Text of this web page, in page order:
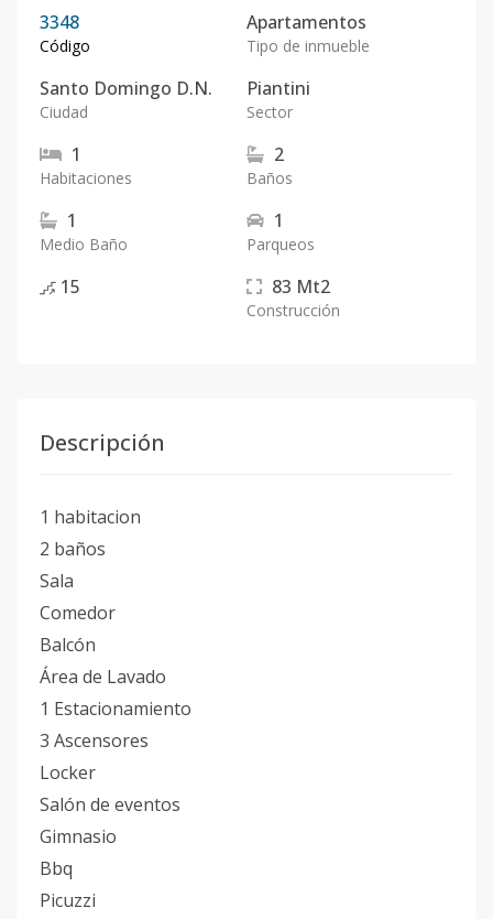
3348
Código
Apartamentos
Tipo de inmueble
Santo Domingo D.N.
Ciudad
Piantini
Sector
1
Habitaciones
2
Baños
1
Medio Baño
1
Parqueos
15 83 Mt2
Construcción
Descripción
1 habitacion
2 baños
Sala
Comedor
Balcón
Área de Lavado
1 Estacionamiento
3 Ascensores
Locker
Salón de eventos
Gimnasio
Bbq
Picuzzi